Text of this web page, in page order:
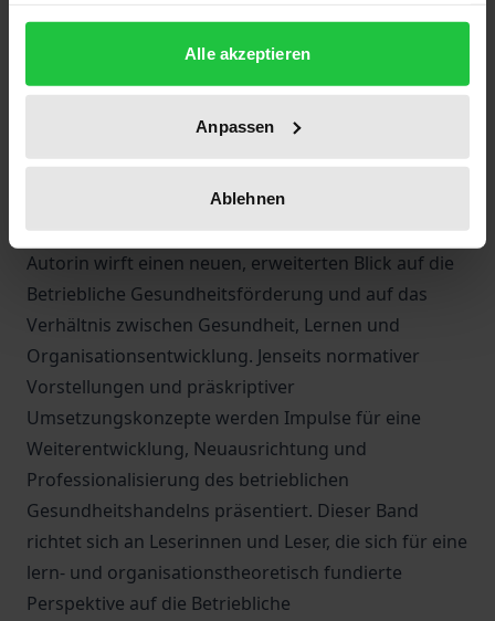
gesammelt haben.
Alle akzeptieren
Anpassen
Ablehnen
Beratungslösungen und Fachwissen zu bewältigen,
sondern setzt kollektive organisationale Lern- und
Lernprozesses zu begreifen. Es stellt sich die Frage,
ob bzw. unter welchen Voraussetzungen
Organisationen „Gesundheit“ lernen können. Der
vorliegende Band geht dieser Frage nach. Die
Autorin wirft einen neuen, erweiterten Blick auf die
Betriebliche Gesundheitsförderung und auf das
Verhältnis zwischen Gesundheit, Lernen und
Organisationsentwicklung. Jenseits normativer
Vorstellungen und präskriptiver
Umsetzungskonzepte werden Impulse für eine
Weiterentwicklung, Neuausrichtung und
Professionalisierung des betrieblichen
Gesundheitshandelns präsentiert. Dieser Band
richtet sich an Leserinnen und Leser, die sich für eine
lern- und organisationstheoretisch fundierte
Perspektive auf die Betriebliche